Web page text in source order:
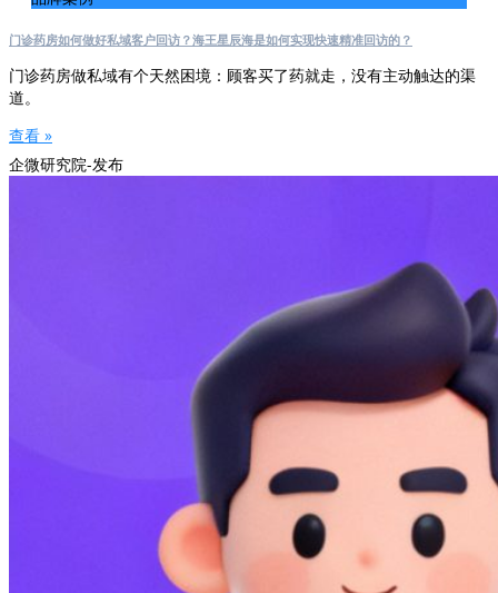
门诊药房如何做好私域客户回访？海王星辰海是如何实现快速精准回访的？
门诊药房做私域有个天然困境：顾客买了药就走，没有主动触达的渠
道。
查看 »
企微研究院-发布